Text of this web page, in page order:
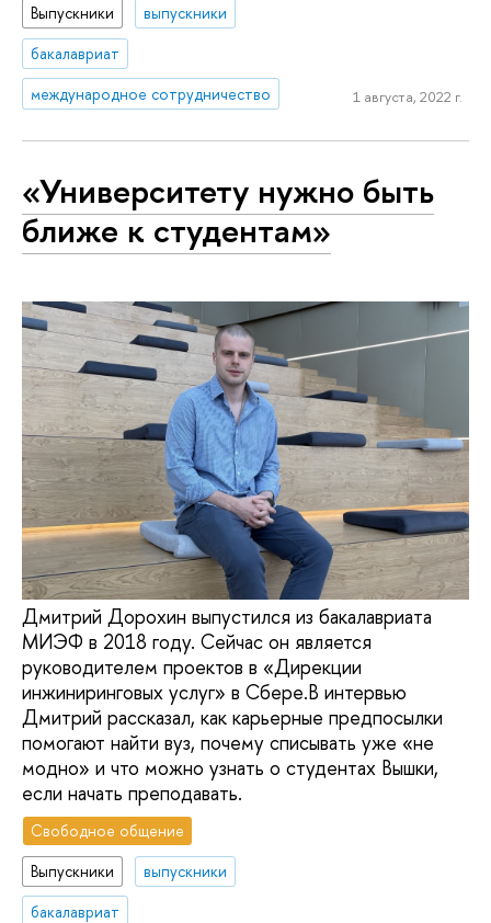
Выпускники
выпускники
бакалавриат
международное сотрудничество
1 августа, 2022 г.
«Университету нужно быть
ближе к студентам»
Дмитрий Дорохин выпустился из бакалавриата
МИЭФ в 2018 году. Сейчас он является
руководителем проектов в «Дирекции
инжиниринговых услуг» в Сбере.В интервью
Дмитрий рассказал, как карьерные предпосылки
помогают найти вуз, почему списывать уже «не
модно» и что можно узнать о студентах Вышки,
если начать преподавать.
Свободное общение
Выпускники
выпускники
бакалавриат